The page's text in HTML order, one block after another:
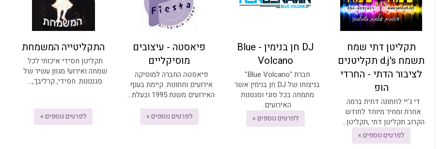
תקליטן דתי שמח
תשמח d.j's תקליטנים
לציבור הדתי - החרדי
הופ
די ג'יי לחתונה דתית ברמה
אחרת ומחיר מיוחד לחודש
הקרוב תקליטן דתי ,תקליטן...
לפרטים נוספים »
DJ חן בנימין - Blue
Volcano
חברת "Blue Volcano"
בניצוחו של DJ חן בנימין אשר
מתמחה בכל סוגי וסגנונות
האירועים.
לפרטים נוספים »
פיאסטה - עיצובים
מוסיקליים
פיאסטה החברה למוסיקה
אירועים וחתונות. קיימת בענף
האירועים משנת 1995 ובעלת...
לפרטים נוספים »
התקליטייה המשמחת
תקליטן חסידי איכותי לכל
שמחה ואירוע! מגוון עשיר של
סגננונות: חסידי, קרליבך,...
לפרטים נוספים »